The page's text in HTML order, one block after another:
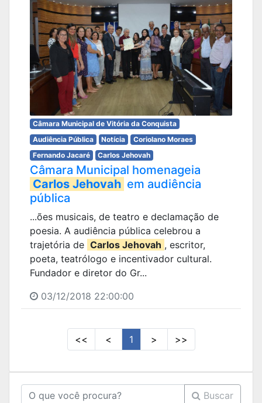
Câmara Municipal de Vitória da Conquista
Audiência Pública
Notícia
Coriolano Moraes
Fernando Jacaré
Carlos Jehovah
Câmara Municipal homenageia
Carlos Jehovah em audiência
pública
...ões musicais, de teatro e declamação de
poesia. A audiência pública celebrou a
trajetória de Carlos Jehovah , escritor,
poeta, teatrólogo e incentivador cultural.
Fundador e diretor do Gr...
03/12/2018 22:00:00
<< < 1 > >>
Buscar